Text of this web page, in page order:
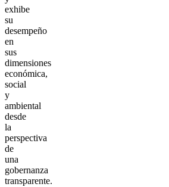
exhibe
su
desempeño
en
sus
dimensiones
económica,
social
y
ambiental
desde
la
perspectiva
de
una
gobernanza
transparente.